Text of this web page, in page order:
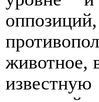
животное,